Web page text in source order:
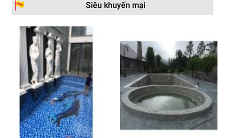
Siêu khuyến mại